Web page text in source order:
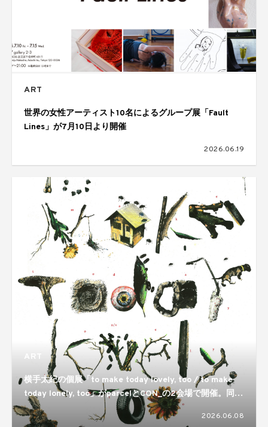
ART
世界の女性アーティスト10名によるグループ展「Fault
Lines」が7月10日より開催
2026.06.19
ART
横手太紀の個展「to make today lovely, too / to make
today lonely, too」がparcelとCON_の2会場で開催。同じ
ものが視点ひとつで反転するという両義性が静かに差し出
される
2026.06.08